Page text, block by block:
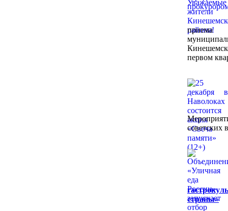
первом
советских
страны»